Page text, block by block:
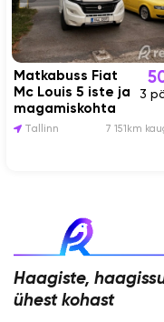
Matkabuss Fiat
Mc Louis 5 iste ja
magamiskohta
3
Tallinn 7 151km
Haagiste,
ühest kohast